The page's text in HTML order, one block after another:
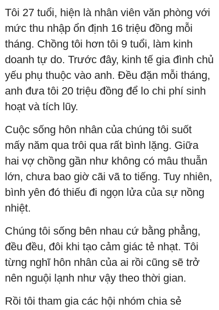
Tôi 27 tuổi, hiện là nhân viên văn phòng với
mức thu nhập ổn định 16 triệu đồng mỗi
tháng. Chồng tôi hơn tôi 9 tuổi, làm kinh
doanh tự do. Trước đây, kinh tế gia đình chủ
yếu phụ thuộc vào anh. Đều đặn mỗi tháng,
anh đưa tôi 20 triệu đồng để lo chi phí sinh
hoạt và tích lũy.
Cuộc sống hôn nhân của chúng tôi suốt
mấy năm qua trôi qua rất bình lặng. Giữa
hai vợ chồng gần như không có mâu thuẫn
lớn, chưa bao giờ cãi vã to tiếng. Tuy nhiên,
bình yên đó thiếu đi ngọn lửa của sự nồng
nhiệt.
Chúng tôi sống bên nhau cứ bằng phẳng,
đều đều, đôi khi tạo cảm giác tẻ nhạt. Tôi
từng nghĩ hôn nhân của ai rồi cũng sẽ trở
nên nguội lạnh như vậy theo thời gian.
Rồi tôi tham gia các hội nhóm chia sẻ